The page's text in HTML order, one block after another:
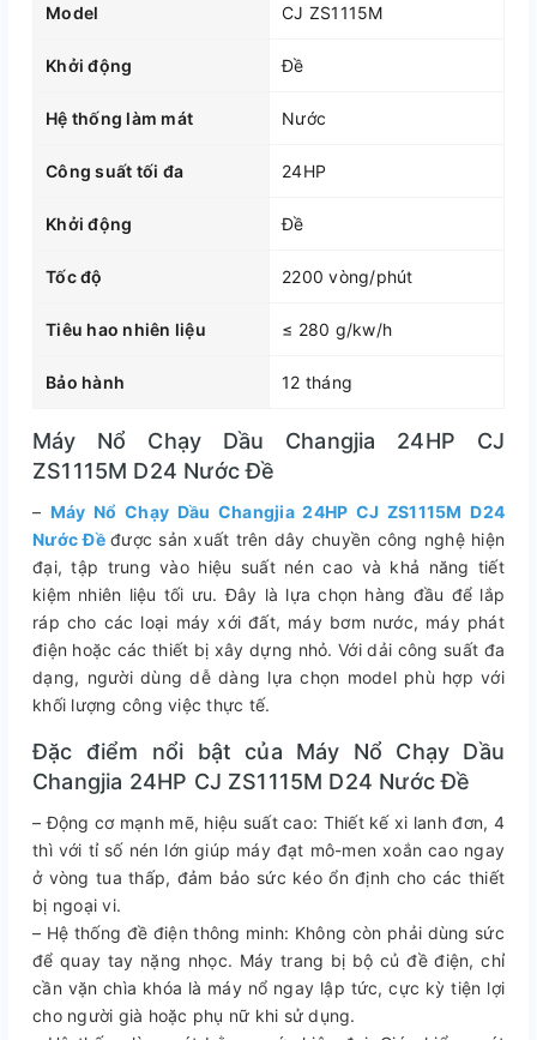
Model CJ ZS1115M
Khởi động Đề
Hệ thống làm mát Nước
Công suất tối đa 24HP
Khởi động Đề
Tốc độ 2200 vòng/phút
Tiêu hao nhiên liệu ≤ 280 g/kw/h
Bảo hành 12 tháng
Máy Nổ Chạy Dầu Changjia 24HP CJ
ZS1115M D24 Nước Đề
– Máy Nổ Chạy Dầu Changjia 24HP CJ ZS1115M D24
Nước Đề được sản xuất trên dây chuyền công nghệ hiện
đại, tập trung vào hiệu suất nén cao và khả năng tiết
kiệm nhiên liệu tối ưu. Đây là lựa chọn hàng đầu để lắp
ráp cho các loại máy xới đất, máy bơm nước, máy phát
điện hoặc các thiết bị xây dựng nhỏ. Với dải công suất đa
dạng, người dùng dễ dàng lựa chọn model phù hợp với
khối lượng công việc thực tế.
Đặc điểm nổi bật của Máy Nổ Chạy Dầu
Changjia 24HP CJ ZS1115M D24 Nước Đề
– Động cơ mạnh mẽ, hiệu suất cao: Thiết kế xi lanh đơn, 4
thì với tỉ số nén lớn giúp máy đạt mô-men xoắn cao ngay
ở vòng tua thấp, đảm bảo sức kéo ổn định cho các thiết
bị ngoại vi.
– Hệ thống đề điện thông minh: Không còn phải dùng sức
để quay tay nặng nhọc. Máy trang bị bộ củ đề điện, chỉ
cần vặn chìa khóa là máy nổ ngay lập tức, cực kỳ tiện lợi
cho người già hoặc phụ nữ khi sử dụng.